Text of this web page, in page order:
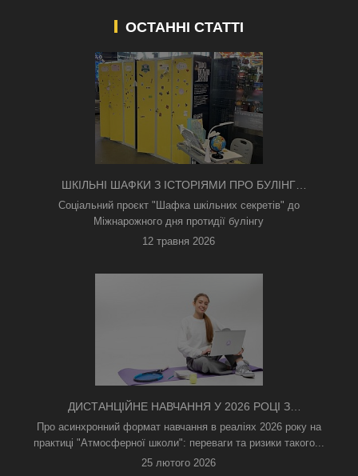
ОСТАННІ СТАТТІ
ШКІЛЬНІ ШАФКИ З ІСТОРІЯМИ ПРО БУЛІНГ
З'ЯВИЛИСЯ В КИЄВІ
Соціальний проєкт "Шафка шкільних секретів" до
Міжнарожного дня протидії булінгу
12 травня 2026
ДИСТАНЦІЙНЕ НАВЧАННЯ У 2026 РОЦІ З
ТРИВОГАМИ ТА БЕЗ СВІТЛА: ЯК АСИНХРОННИЙ
ФОРМАТ РЯТУЄ ОСВІТНІЙ ПРОЦЕС
Про асинхронний формат навчання в реаліях 2026 року на
практиці "Атмосферної школи": переваги та ризики такого...
25 лютого 2026